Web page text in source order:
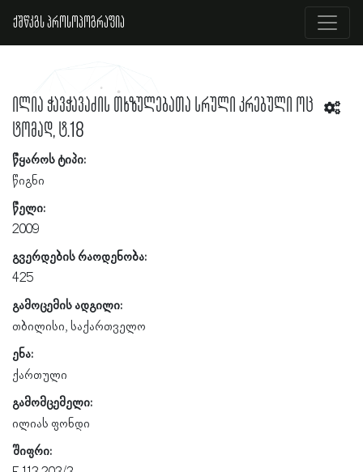
ქშწკგს პროსოპოგრაფია
ილია ჭავჭავაძის თხზულებათა სრული კრებული ოც
ტომად, ტ.18
წყაროს ტიპი:
წიგნი
წელი:
2009
გვერდების რაოდენობა:
425
გამოცემის ადგილი:
თბილისი, საქართველო
ენა:
ქართული
გამომცემელი:
ილიას ფონდი
შიფრი: